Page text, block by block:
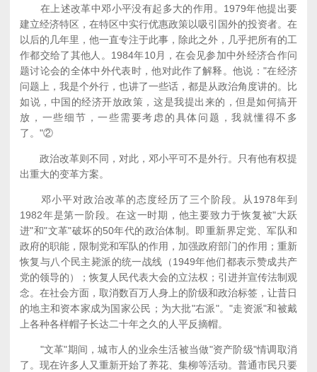
在上述改革中邓小平没有起多大的作用。1979年他提出要
建立经济特区，在特区中实行优惠政策以吸引国外的投资者。在
以后的几年里，他一直专注于此事，除此之外，几乎把所有的工
作都交给了其他人。1984年10月，在会见参加中外经济合作问
题讨论会的全体中外代表时，他对此作了解释。他说："在经济
问题上，我是个外行，也讲了一些话，都是从政治角度讲的。比
如说，中国的经济开放政策，这是我提出来的，但是如何搞开
放，一些细节，一些需要考虑的具体问题，我就懂得不多
了。"②
政治改革则不同，对此，邓小平可不是外行。只有他有权提
出重大的变革方案。
邓小平对政治改革的态度经历了三个阶段。从1978年到
1982年是第一阶段。在这一时期，他主要致力于恢复被"大跃
进"和"文革"破坏的50年代的政治体制。即重新界定党、军队和
政府的职能，限制党和军队的作用，加强政府部门的作用；重新
恢复与八个民主毙派的统一战线（1949年他们都表示赞成共产
党的领导的）；恢复人民代表大会的立法权；引进并宣传法制观
念。在社会方面，取消数百万人身上的阶级和政治标签，让昔日
的地主和资本家成为国家公民；为大批"右派"。"走资派"和被戴
上各种各样帽子长达二十年之久的人平反摘帽。
"文革"期间，城市人的业余生活被当做"资产阶级"情调取消
了。现在许多人又重新开始了养花、集柳等活动。普通市民只要